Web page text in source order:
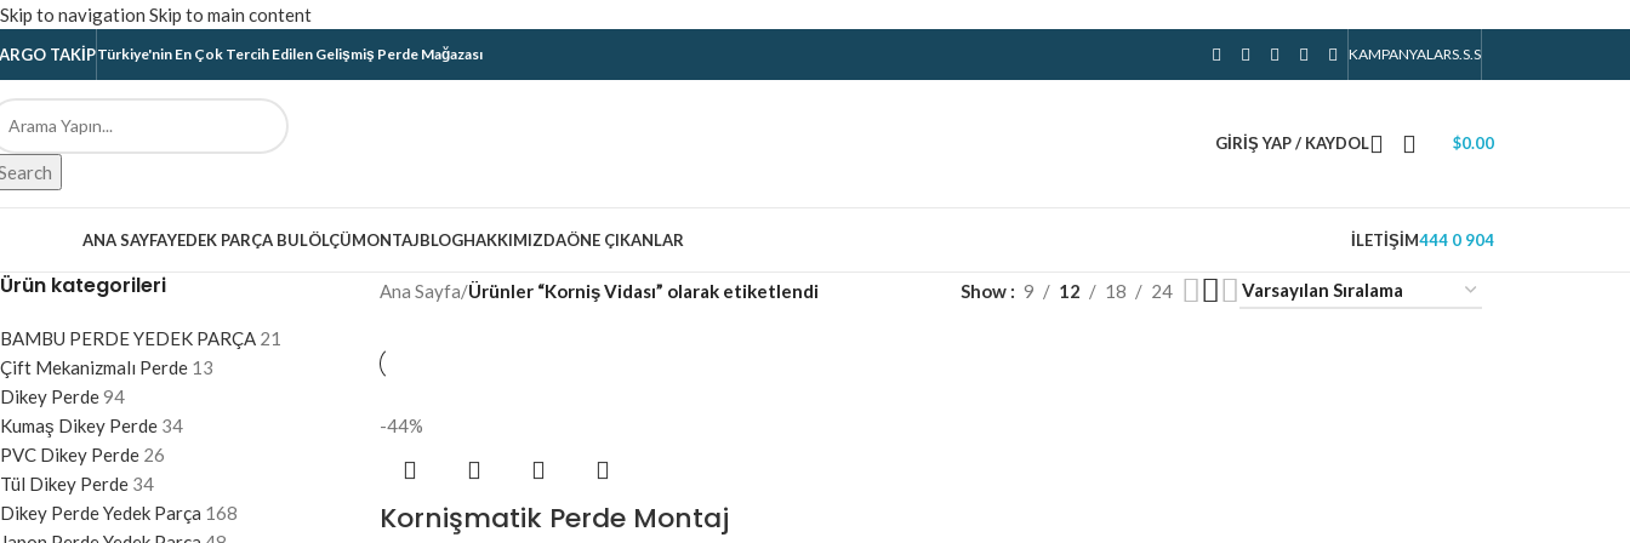
Skip to navigation Skip to main content
TAKIPTürkiye'nin En Çok Tercih Edilen Gelişmiş Perde Mağazası KAMPANYALARS.S.S
GIRIŞ YAP / KAYDOL $0.00
ANA SAYFAYEDEK PARÇA BULÖLÇÜMONTAJBLOGHAKKIMIZDAÖNE ÇIKANLAR İLETIŞIM444 0 904
Ürün kategorileri
BAMBU PERDE YEDEK PARÇA 21
Çift Mekanizmalı Perde 13
Dikey Perde94
Kumaş Dikey Perde 34
PVC Dikey Perde 26
Tül Dikey Perde 34
Dikey Perde Yedek Parça 168
Ana Sayfa/Ürünler “Korniş Vidası” olarak etiketlendi Show 9 12 18 24
-44%
Kornişmatik Perde Montaj